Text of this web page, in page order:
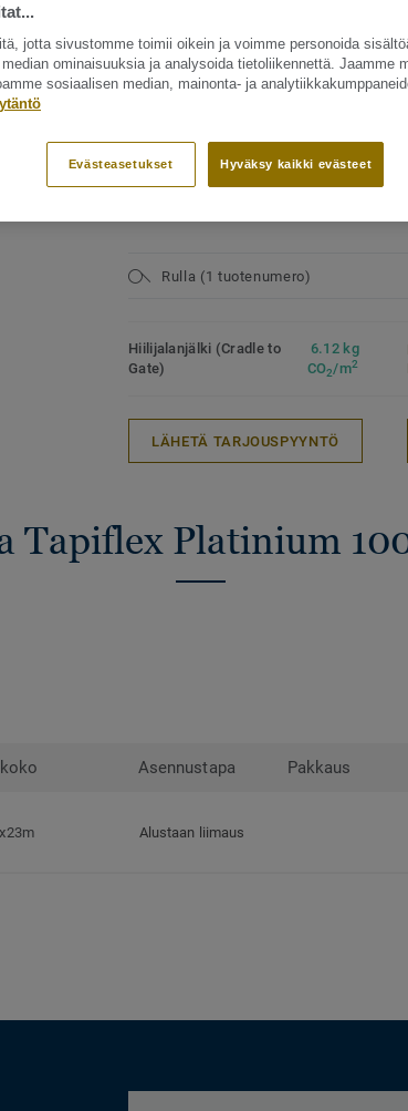
ja LRV (35)
17 dB askeläänen parannusarvo
Tektanium®-pintakäsittely takaa
Kouluja, sairaaloita ja liiketiloja
varten suunniteltu moderni
Rulla (1 tuotenumero)
Hiilijalanjälki (Cradle to
Gate)
6.12 kg
CO2/m2
LÄHETÄ TARJOUSPYYNTÖ
Tapiflex Platinium
Asennustapa Pakkaus
Alustaan liimaus
jotta sivustomme toimii oikein ja voimme personoida
ominaisuuksia ja analysoida tietoliikennettä. Jaamme
sosiaalisen median, mainonta- ja
Hyväksy kaikki evästeet
Evästeasetukset